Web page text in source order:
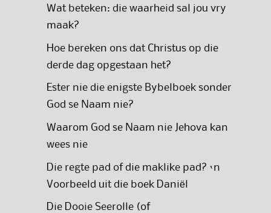
Wat beteken: die waarheid sal jou vry
maak?
Hoe bereken ons dat Christus op die
derde dag opgestaan het?
Ester nie die enigste Bybelboek sonder
God se Naam nie?
Waarom God se Naam nie Jehova kan
wees nie
Die regte pad of die maklike pad? ‘n
Voorbeeld uit die boek Daniël
Die Dooie Seerolle (of